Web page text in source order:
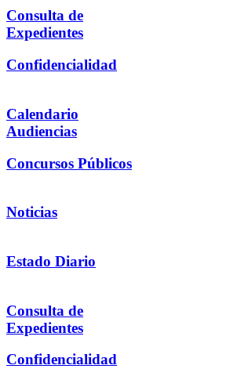
Consulta de
Expedientes
Confidencialidad
Calendario
Audiencias
Concursos Públicos
Noticias
Estado Diario
Consulta de
Expedientes
Confidencialidad